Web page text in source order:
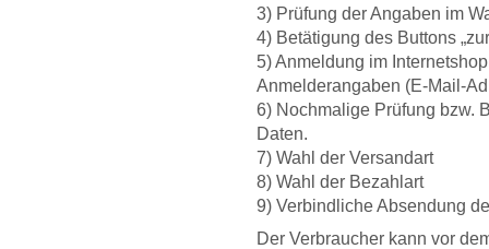
3) Prüfung der Angaben im
4) Betätigung des Buttons
5) Anmeldung im
Anmelderangaben (E-Mail-
6) Nochmalige Prüfung bzw.
Daten.
7) Wahl der Versandart
8) Wahl der Bezahlart
9) Verbindliche Absendung
Der Verbraucher kann vor